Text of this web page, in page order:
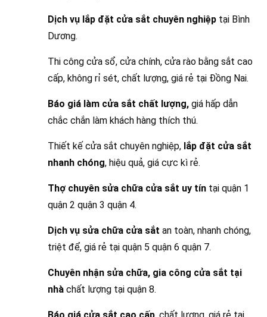
Dịch vụ lắp đặt cửa sắt chuyên nghiệp tại Bình
Dương.
Thi công cửa sổ, cửa chính, cửa rào bằng sắt cao
cấp, không rỉ sét, chất lượng, giá rẻ tại Đồng Nai.
Báo giá làm cửa sắt chất lượng, giá hấp dẫn
chắc chắn làm khách hàng thích thú.
Thiết kế cửa sắt chuyên nghiệp, lắp đặt cửa sắt
nhanh chóng, hiệu quả, giá cực kì rẻ.
Thợ chuyên sửa chữa cửa sắt uy tín tại quận 1
quận 2 quận 3 quận 4.
Dịch vụ sửa chữa cửa sắt an toàn, nhanh chóng,
triệt để, giá rẻ tại quận 5 quận 6 quận 7.
Chuyên nhận sửa chữa, gia công cửa sắt tại
nhà chất lượng tại quận 8.
Báo giá cửa sắt cao cấp , chất lượng, giá rẻ tại